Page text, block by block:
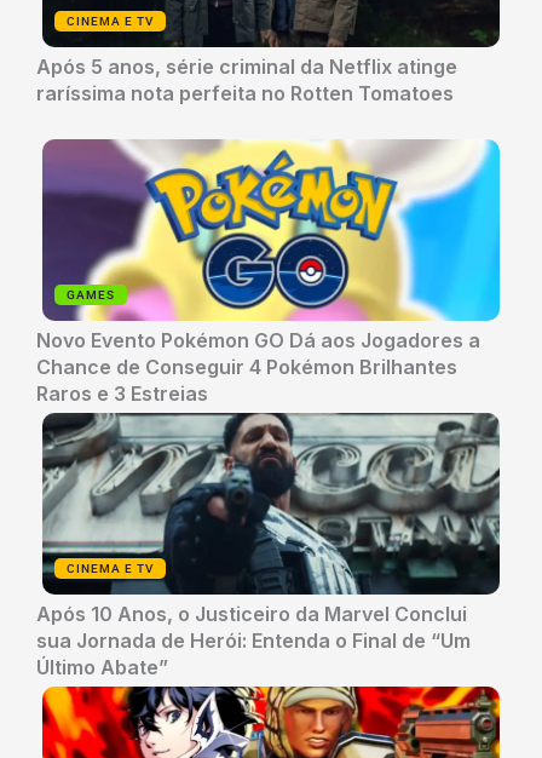
CINEMA E TV
Após 5 anos, série criminal da Netflix atinge
raríssima nota perfeita no Rotten Tomatoes
GAMES
Novo Evento Pokémon GO Dá aos Jogadores a
Chance de Conseguir 4 Pokémon Brilhantes
Raros e 3 Estreias
CINEMA E TV
Após 10 Anos, o Justiceiro da Marvel Conclui
sua Jornada de Herói: Entenda o Final de “Um
Último Abate”